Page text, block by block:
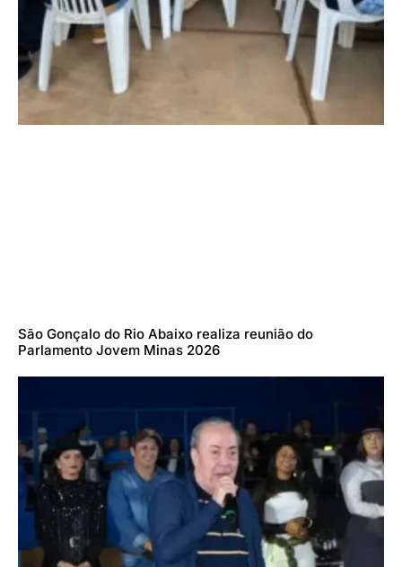
São Gonçalo do Rio Abaixo realiza reunião do
Parlamento Jovem Minas 2026